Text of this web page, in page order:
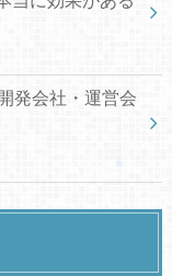
発会社・運営会